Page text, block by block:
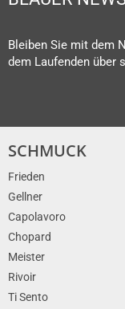
Bleiben Sie mit dem
dem Laufenden über
SCHMUCK
Frieden
Gellner
Capolavoro
Chopard
Meister
Rivoir
Ti Sento